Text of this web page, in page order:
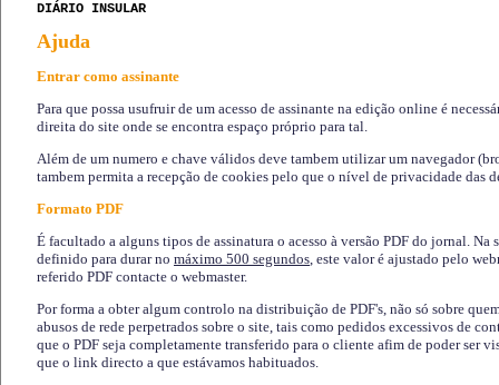
DIÁRIO INSULAR
Ajuda
Entrar como assinante
Para que possa usufruir de um acesso de assinante na edição online é
direita do site onde se encontra espaço próprio para tal.
Além de um numero e chave válidos deve tambem utilizar um navegador
tambem permita a recepção de cookies pelo que o nível de privacidade das
Formato PDF
É facultado a alguns tipos de assinatura o acesso à versão PDF do jornal. Na
definido para durar no máximo 500 segundos, este valor é ajustado pelo
referido PDF contacte o webmaster.
Por forma a obter algum controlo na distribuição de PDF's, não só sobre
abusos de rede perpetrados sobre o site, tais como pedidos excessivos de
que o PDF seja completamente transferido para o cliente afim de poder ser
que o link directo a que estávamos habituados.